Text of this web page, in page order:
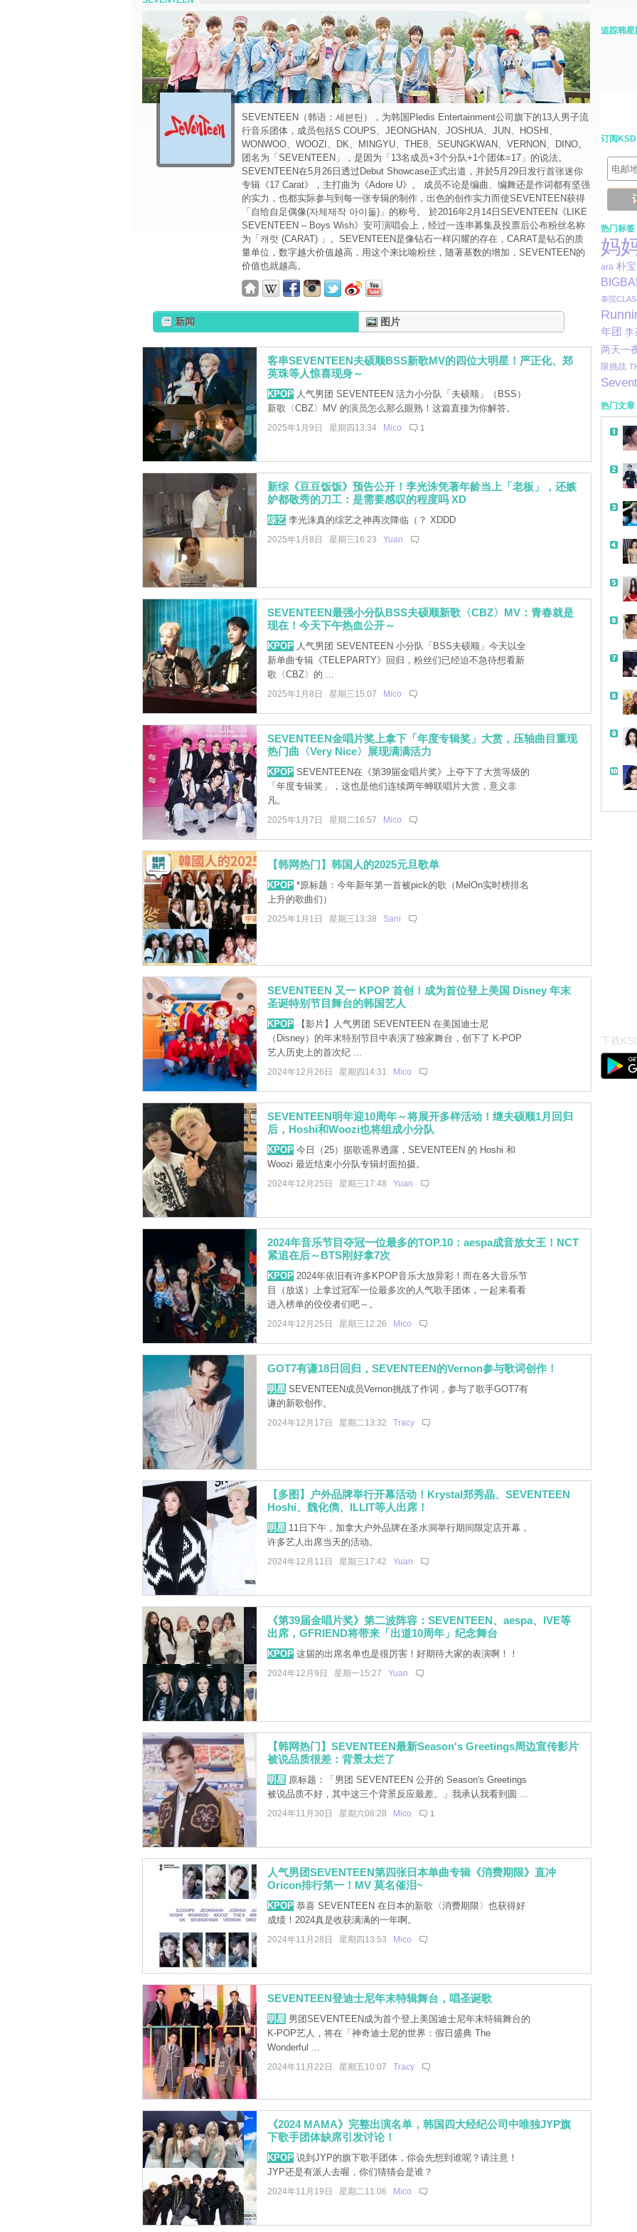
SEVENTEEN（韩语：세븐틴），为韩国Pledis Entertainment公司旗下的13人男子流
行音乐团体，成员包括S.COUPS、JEONGHAN、JOSHUA、JUN、HOSHI、
WONWOO、WOOZI、DK、MINGYU、THE8、SEUNGKWAN、VERNON、DINO。
团名为「SEVENTEEN」，是因为「13名成员+3个分队+1个团体=17」的说法。
SEVENTEEN在5月26日透过Debut Showcase正式出道，并於5月29日发行首张迷你
专辑《17 Carat》，主打曲为《Adore U》。 成员不论是编曲、编舞还是作词都有坚强
的实力，也都实际参与到每一张专辑的制作，出色的创作实力而使SEVENTEEN获得
「自给自足偶像(자체제작 아이돌)」的称号。 於2016年2月14日SEVENTEEN《LIKE
SEVENTEEN – Boys Wish》安可演唱会上，经过一连串募集及投票后公布粉丝名称
为「캐럿 (CARAT) 」。SEVENTEEN是像钻石一样闪耀的存在，CARAT是钻石的质
量单位，数字越大价值越高，用这个来比喻粉丝，随著基数的增加，SEVENTEEN的
价值也就越高。
新闻 图片
客串SEVENTEEN夫硕顺BSS新歌MV的四位大明星！严正化、郑
英珠等人惊喜现身～
KPOP人气男团 SEVENTEEN 活力小分队「夫硕顺」（BSS）
新歌〈CBZ〉MV 的演员怎么那么眼熟！这篇直接为你解答。
2025年1月9日 星期四13:34 Mico 1
新综《豆豆饭饭》预告公开！李光洙凭著年龄当上「老板」，还嫉
妒都敬秀的刀工：是需要感叹的程度吗 XD
综艺李光洙真的综艺之神再次降临（？ XDDD
2025年1月8日 星期三16:23 Yuan
SEVENTEEN最强小分队BSS夫硕顺新歌〈CBZ〉MV：青春就是
现在！今天下午热血公开～
KPOP人气男团 SEVENTEEN 小分队「BSS夫硕顺」今天以全
新单曲专辑《TELEPARTY》回归，粉丝们已经迫不急待想看新
歌〈CBZ〉的 ...
2025年1月8日 星期三15:07 Mico
SEVENTEEN金唱片奖上拿下「年度专辑奖」大赏，压轴曲目重现
热门曲〈Very Nice〉展现满满活力
KPOPSEVENTEEN在《第39届金唱片奖》上夺下了大赏等级的
「年度专辑奖」，这也是他们连续两年蝉联唱片大赏，意义非
凡。
2025年1月7日 星期二16:57 Mico
【韩网热门】韩国人的2025元旦歌单
KPOP*原标题：今年新年第一首被pick的歌（MelOn实时榜排名
上升的歌曲们）
2025年1月1日 星期三13:38 Sani
SEVENTEEN 又一 KPOP 首创！成为首位登上美国 Disney 年末
圣诞特别节目舞台的韩国艺人
KPOP【影片】人气男团 SEVENTEEN 在美国迪士尼
（Disney）的年末特别节目中表演了独家舞台，创下了 K-POP
艺人历史上的首次纪 ...
2024年12月26日 星期四14:31 Mico
SEVENTEEN明年迎10周年～将展开多样活动！继夫硕顺1月回归
后，Hoshi和Woozi也将组成小分队
KPOP今日（25）据歌谣界透露，SEVENTEEN 的 Hoshi 和
Woozi 最近结束小分队专辑封面拍摄。
2024年12月25日 星期三17:48 Yuan
2024年音乐节目夺冠一位最多的TOP.10：aespa成音放女王！NCT
紧追在后～BTS刚好拿7次
KPOP2024年依旧有许多KPOP音乐大放异彩！而在各大音乐节
目（放送）上拿过冠军一位最多次的人气歌手团体，一起来看看
进入榜单的佼佼者们吧～。
2024年12月25日 星期三12:26 Mico
GOT7有谦18日回归，SEVENTEEN的Vernon参与歌词创作！
明星SEVENTEEN成员Vernon挑战了作词，参与了歌手GOT7有
谦的新歌创作。
2024年12月17日 星期二13:32 Tracy
【多图】户外品牌举行开幕活动！Krystal郑秀晶、SEVENTEEN
Hoshi、魏化儁、ILLIT等人出席！
明星11日下午，加拿大户外品牌在圣水洞举行期间限定店开幕，
许多艺人出席当天的活动。
2024年12月11日 星期三17:42 Yuan
《第39届金唱片奖》第二波阵容：SEVENTEEN、aespa、IVE等
出席，GFRIEND将带来「出道10周年」纪念舞台
KPOP这届的出席名单也是很厉害！好期待大家的表演啊！！
2024年12月9日 星期一15:27 Yuan
【韩网热门】SEVENTEEN最新Season's Greetings周边宣传影片
被说品质很差：背景太烂了
明星原标题：「男团 SEVENTEEN 公开的 Season's Greetings
被说品质不好，其中这三个背景反应最差。」我承认我看到圆 ...
2024年11月30日 星期六08:28 Mico 1
人气男团SEVENTEEN第四张日本单曲专辑《消费期限》直冲
Oricon排行第一！MV 莫名催泪~
KPOP恭喜 SEVENTEEN 在日本的新歌〈消费期限〉也获得好
成绩！2024真是收获满满的一年啊。
2024年11月28日 星期四13:53 Mico
SEVENTEEN登迪士尼年末特辑舞台，唱圣诞歌
明星男团SEVENTEEN成为首个登上美国迪士尼年末特辑舞台的
K-POP艺人，将在「神奇迪士尼的世界：假日盛典 The
Wonderful ...
2024年11月22日 星期五10:07 Tracy
《2024 MAMA》完整出演名单，韩国四大经纪公司中唯独JYP旗
下歌手团体缺席引发讨论！
KPOP说到JYP的旗下歌手团体，你会先想到谁呢？请注意！
JYP还是有派人去喔，你们猜猜会是谁？
2024年11月19日 星期二11:06 Mico
追踪韩星
订阅KSD
热门标签
妈
ara 朴
泰院
年团 李
两天一
限挑战
热门文章
带
下载